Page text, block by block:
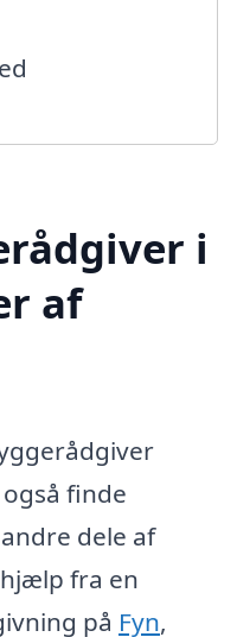
i
af
finde
dele af
fra en
på Fyn,